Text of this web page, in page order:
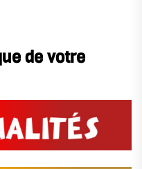
de votre